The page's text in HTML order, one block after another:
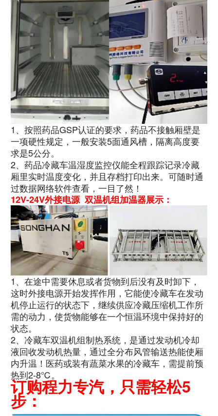
1、按照药品GSP认证的要求，药品不接触厢壁是
一项硬性规定，一般安装5面通风槽，隔离高度要
求是5公分。
2、药品冷藏车温湿度监控仪能全程跟踪记录冷藏
厢里实时温度变化，并且存档打印出来。可随时通
过数据网络软件查看，一目了然！
12V-24V外接电源 双温机组加温器展示：
1、在途中需要休息或者货物到后没有及时卸下，
这时外接电源开始发挥作用，它能使冷藏车在发动
机停止运行的状态下，继续供应冷藏压缩机工作所
需的动力，使货物能够在一个恒温环境中保持好的
状态。
2、冷藏车双温机组制热系统，是通过发动机冷却
液回收发动机热量，通过全分布风管输送热能使厢
内升温！医药或装有蔬菜水果的冷藏车，需提前预
热到2-8℃。
订购程力专汽，只需轻松5
步：